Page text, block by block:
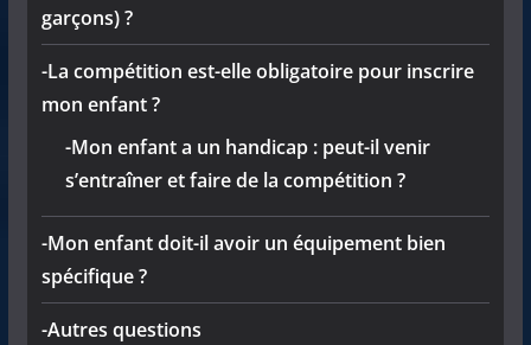
garçons) ?
-La compétition est-elle obligatoire pour inscrire
mon enfant ?
-Mon enfant a un handicap : peut-il venir
s’entraîner et faire de la compétition ?
-Mon enfant doit-il avoir un équipement bien
spécifique ?
-Autres questions